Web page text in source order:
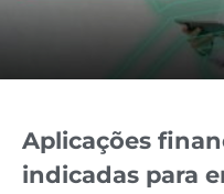
Aplicações
indicadas para